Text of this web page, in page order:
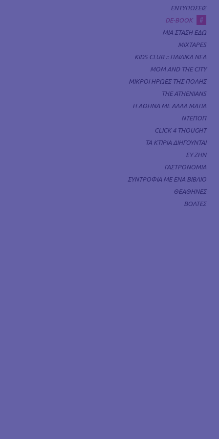
ΕΝΤΥΠΩΣΕΙΣ
DE-BOOK
#
ΜΙΑ ΣΤΑΣΗ ΕΔΩ
MIXTAPES
KIDS CLUB :: ΠΑΙΔΙΚΑ ΝΕΑ
MOM AND THE CITY
ΜΙΚΡΟΙ ΗΡΩΕΣ ΤΗΣ ΠΟΛΗΣ
THE ATHENIANS
Η ΑΘΗΝΑ ΜΕ ΑΛΛΑ ΜΑΤΙΑ
ΝΤΕΠΟΠ
CLICK 4 THOUGHT
ΤΑ ΚΤΙΡΙΑ ΔΙΗΓΟΥΝΤΑΙ
ΕΥ ΖΗΝ
ΓΑΣΤΡΟΝΟΜΙΑ
ΣΥΝΤΡΟΦΙΑ ΜΕ ΕΝΑ ΒΙΒΛΙΟ
ΘΕΑΘΗΝΕΣ
ΒΟΛΤΕΣ